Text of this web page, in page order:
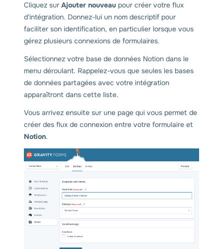
Cliquez sur Ajouter nouveau pour créer votre flux
d'intégration. Donnez-lui un nom descriptif pour
faciliter son identification, en particulier lorsque vous
gérez plusieurs connexions de formulaires.
Sélectionnez votre base de données Notion dans le
menu déroulant. Rappelez-vous que seules les bases
de données partagées avec votre intégration
apparaîtront dans cette liste.
Vous arrivez ensuite sur une page qui vous permet de
créer des flux de connexion entre votre formulaire et
Notion.